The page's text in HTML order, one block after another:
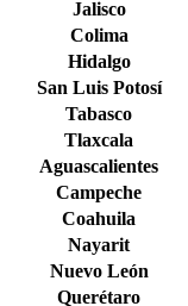
Jalisco
Colima
Hidalgo
San Luis Potosí
Tabasco
Tlaxcala
Aguascalientes
Campeche
Coahuila
Nayarit
Nuevo León
Querétaro